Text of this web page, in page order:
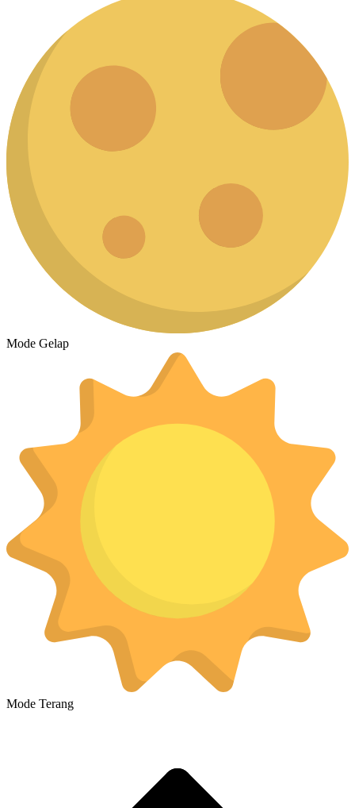
Mode Gelap
Mode Terang